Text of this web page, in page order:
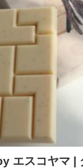
エスコヤマ |